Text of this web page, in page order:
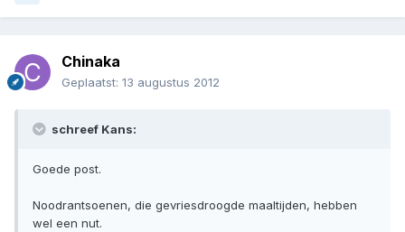
Chinaka
Geplaatst: 13 augustus 2012
schreef Kans:
Goede post.
Noodrantsoenen, die gevriesdroogde maaltijden, hebben
wel een nut.